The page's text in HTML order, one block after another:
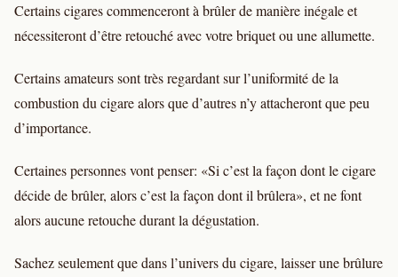
Certains cigares commenceront à brûler de manière inégale et
nécessiteront d’être retouché avec votre briquet ou une allumette.
Certains amateurs sont très regardant sur l’uniformité de la
combustion du cigare alors que d’autres n’y attacheront que peu
d’importance.
Certaines personnes vont penser: «Si c’est la façon dont le cigare
décide de brûler, alors c’est la façon dont il brûlera», et ne font
alors aucune retouche durant la dégustation.
Sachez seulement que dans l’univers du cigare, laisser une brûlure